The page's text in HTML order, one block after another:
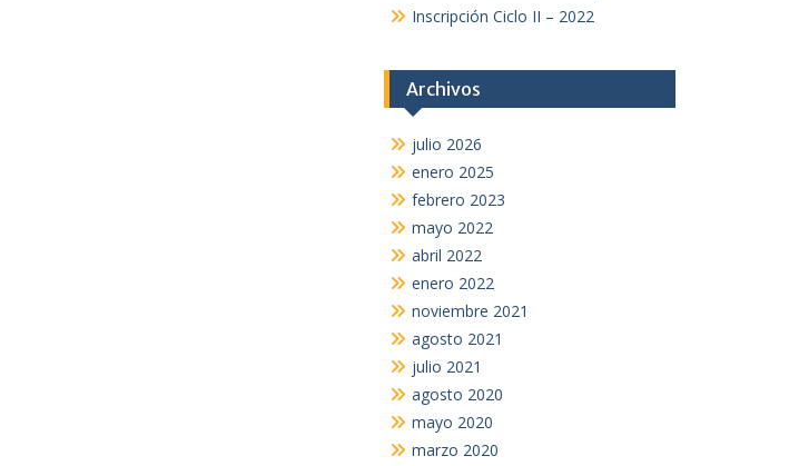
Inscripción Ciclo II – 2022
Archivos
julio 2026
enero 2025
febrero 2023
mayo 2022
abril 2022
enero 2022
noviembre 2021
agosto 2021
julio 2021
agosto 2020
mayo 2020
marzo 2020